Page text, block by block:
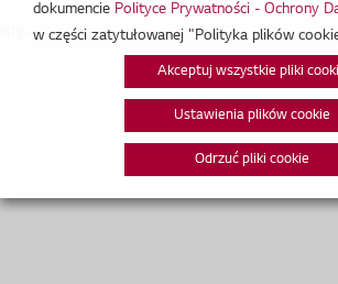
dokumencie Polityce Prywatności - Ochrony
w części zatytułowanej "Polityka plików
Akceptuj wszystkie pliki
Ustawienia plików cookie
Odrzuć pliki cookie